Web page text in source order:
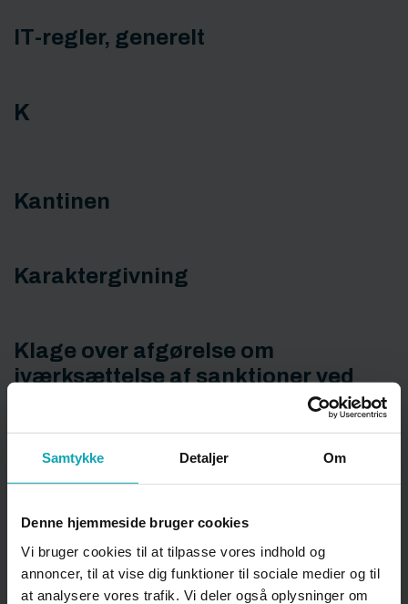
Samtykke Detaljer Om
Denne hjemmeside bruger cookies
Vi bruger cookies til at tilpasse vores indhold og
annoncer, til at vise dig funktioner til sociale medier og til
at analysere vores trafik. Vi deler også oplysninger om
IT-regler, generelt
K
Kantinen
Karaktergivning
Klage over afgørelse om
iværksættelse af sanktioner ved
ordensregler
eksamensindstillinger, nægtet
oprykning m.v., som er omfattet af
eksamensreglementet